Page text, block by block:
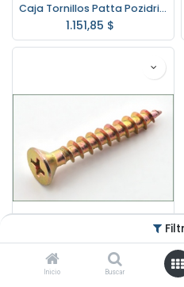
Inicio Buscar
Caja Tornillos Patta Pozidrive 20x55 (4.0x55) *1000*
1.151,85 $
Caja Tornillos Patta Pozidrive 22x50 (5.0x50) *500*
$